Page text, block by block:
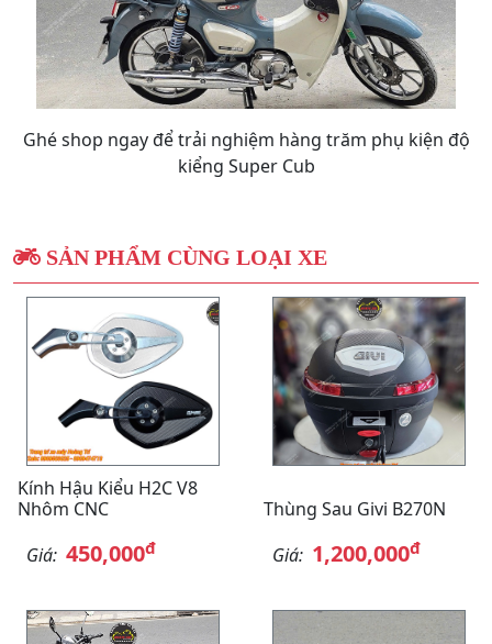
Ghé shop ngay để trải nghiệm hàng trăm phụ kiện độ
kiểng Super Cub
SẢN PHẨM CÙNG LOẠI XE
Kính Hậu Kiểu H2C V8
Nhôm CNC
Giá: 450,000đ
Thùng Sau Givi B270N
Giá: 1,200,000đ